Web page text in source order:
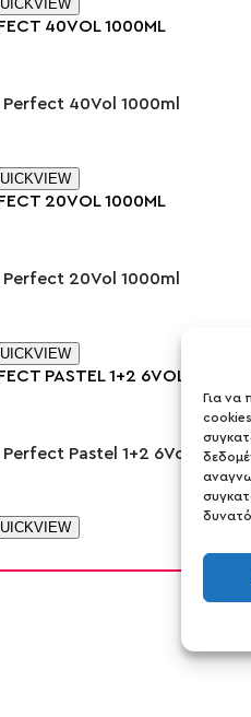
Για να
40Vol 1000ml
20Vol 1000ml
Pastel 1+2 6Vol